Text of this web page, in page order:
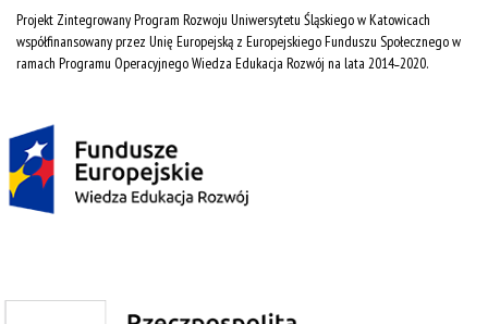
Projekt Zintegrowany Program Rozwoju Uniwersytetu Śląskiego w Katowicach
współfinansowany przez Unię Europejską z Europejskiego Funduszu Społecznego w
ramach Programu Operacyjnego Wiedza Edukacja Rozwój na lata 2014˗2020.